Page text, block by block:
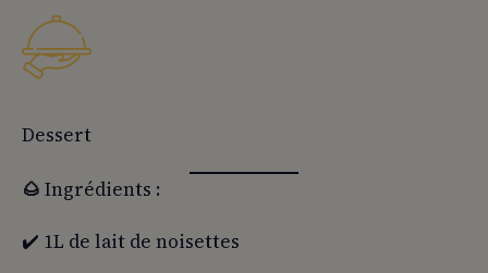
Dessert
🌰 Ingrédients :
✔️ 1L de lait de noisettes